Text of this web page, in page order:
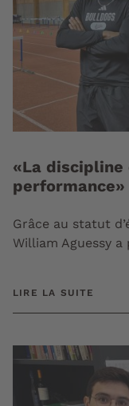
«La
performance»
Grâce au statut
William Aguessy a
LIRE LA SUITE